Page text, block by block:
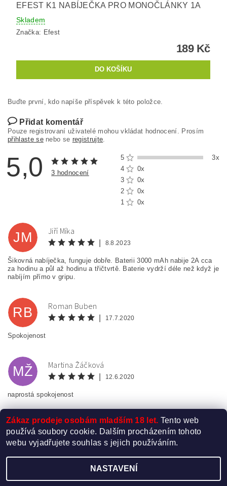
EFEST K1 NABÍJEČKA PRO MONOČLÁNKY 1A
Skladem
Značka: Efest
189 Kč
Buďte první, kdo napíše příspěvek k této položce.
Přidat komentář
Pouze registrovaní uživatelé mohou vkládat hodnocení. Prosím
přihlaste senebo se registrujte
5,0 3 hodnocení
5
3x
4
0x
3
0x
2
0x
1
0x
JM Jiří Míka
8.8.2023
Šikovná nabíječka, funguje dobře. Baterii 3000 mAh nabije 2A cca
za hodinu a půl až hodinu a třičtvrtě. Baterie vydrží déle než když je
nabíjím přímo v gripu.
RB Roman Buben
17.7.2020
Spokojenost
MŽ Martina Žáčková
12.6.2020
naprostá spokojenost
Zákaz prodeje osobám mladším 18 let. Tento web
používá soubory cookie. Dalším procházením tohoto
webu vyjadřujete souhlas s jejich používáním.
NASTAVENÍ